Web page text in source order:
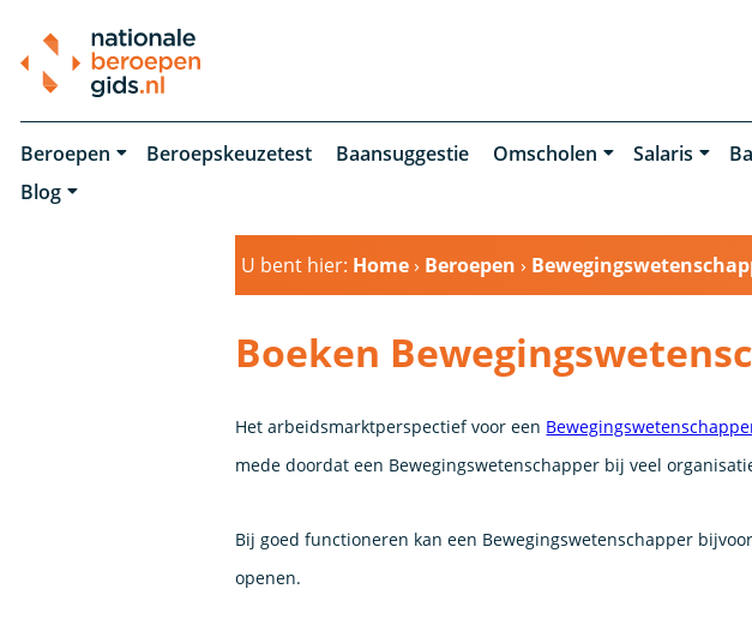
Beroepen Beroepskeuzetest Baansuggestie Omscholen Salaris
Blog
U bent hier: Home› Beroepen ›
Boeken
Het arbeidsmarktperspectief voor een
mede doordat een Bewegingswetenschapper bij veel
Bij goed functioneren kan een Bewegingswetenschapper
openen.